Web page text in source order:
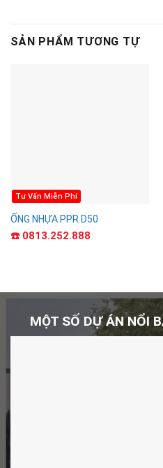
SẢN PHẨM TƯƠNG TỰ
Tư Vấn Miễn Phí
ỐNG NHỰA PPR D50
☎️ 0813.252.888
MỘT SỐ DỰ ÁN NỔI